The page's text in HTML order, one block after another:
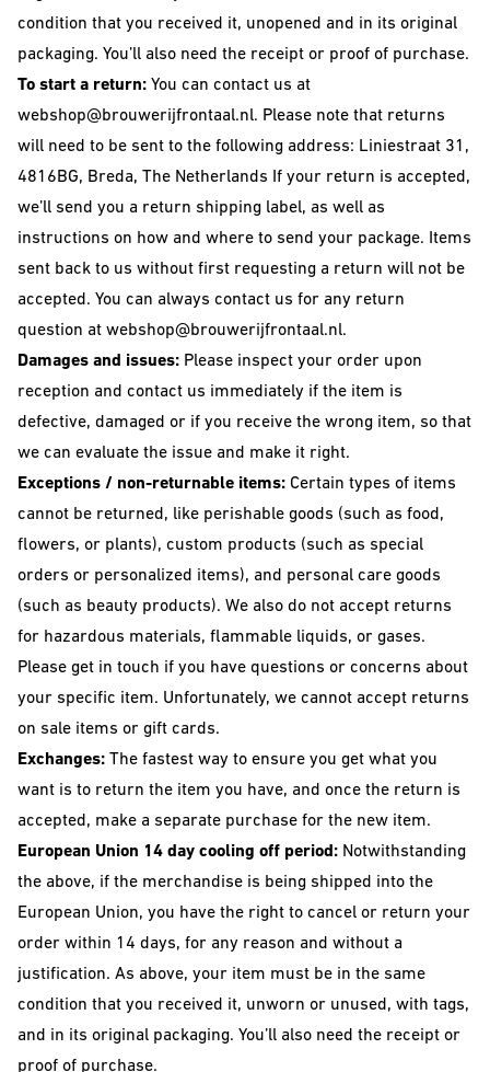
condition that you received it, unopened and in its original
packaging. You’ll also need the receipt or proof of purchase.
To start a return: You can contact us at
webshop@brouwerijfrontaal.nl. Please note that returns
will need to be sent to the following address: Liniestraat 31,
4816BG, Breda, The Netherlands If your return is accepted,
we’ll send you a return shipping label, as well as
instructions on how and where to send your package. Items
sent back to us without first requesting a return will not be
accepted. You can always contact us for any return
question at webshop@brouwerijfrontaal.nl.
Damages and issues: Please inspect your order upon
reception and contact us immediately if the item is
defective, damaged or if you receive the wrong item, so that
we can evaluate the issue and make it right.
Exceptions / non-returnable items: Certain types of items
cannot be returned, like perishable goods (such as food,
flowers, or plants), custom products (such as special
orders or personalized items), and personal care goods
(such as beauty products). We also do not accept returns
for hazardous materials, flammable liquids, or gases.
Please get in touch if you have questions or concerns about
your specific item. Unfortunately, we cannot accept returns
on sale items or gift cards.
Exchanges: The fastest way to ensure you get what you
want is to return the item you have, and once the return is
accepted, make a separate purchase for the new item.
European Union 14 day cooling off period: Notwithstanding
the above, if the merchandise is being shipped into the
European Union, you have the right to cancel or return your
order within 14 days, for any reason and without a
justification. As above, your item must be in the same
condition that you received it, unworn or unused, with tags,
and in its original packaging. You’ll also need the receipt or
proof of purchase.